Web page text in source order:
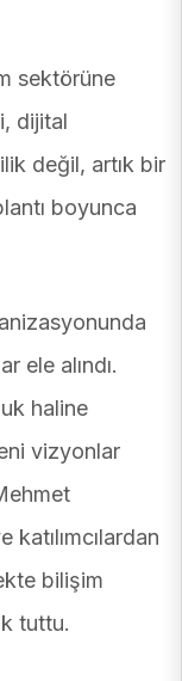
sektörüne
dijital
değil, artık bir
boyunca
ele alındı.
haline
vizyonlar
katılımcılardan
bilişim
tuttu.